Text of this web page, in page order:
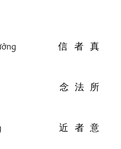
trưởng 信 者 真
trụ an 念 法 所
thượng 近 者 意